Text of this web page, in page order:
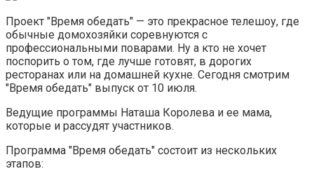
Проект "Время обедать" — это прекрасное телешоу, где
обычные домохозяйки соревнуются с
профессиональными поварами. Ну а кто не хочет
поспорить о том, где лучше готовят, в дорогих
ресторанах или на домашней кухне. Сегодня смотрим
"Время обедать" выпуск от 10 июля.
Ведущие программы Наташа Королева и ее мама,
которые и рассудят участников.
Программа "Время обедать" состоит из нескольких
этапов: